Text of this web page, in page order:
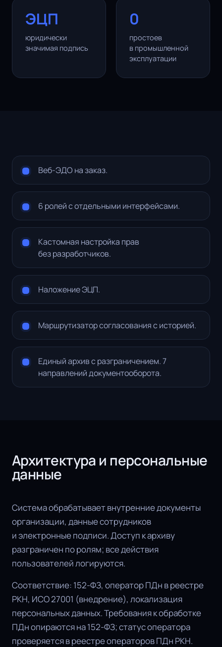
ЭЦП
юридически
значимая подпись
0
простоев
в промышленной
эксплуатации
Веб-ЭДО на заказ.
6 ролей с отдельными интерфейсами.
Кастомная настройка прав
без разработчиков.
Наложение ЭЦП.
Маршрутизатор согласования с историей.
Единый архив с разграничением. 7
направлений документооборота.
Архитектура и персональные
данные
Система обрабатывает внутренние документы
организации, данные сотрудников
и электронные подписи. Доступ к архиву
разграничен по ролям; все действия
пользователей логируются.
Соответствие: 152-ФЗ, оператор ПДн в реестре
РКН, ИСО 27001 (внедрение), локализация
персональных данных. Требования к обработке
ПДн опираются на 152-ФЗ; статус оператора
проверяется в реестре операторов ПДн РКН.